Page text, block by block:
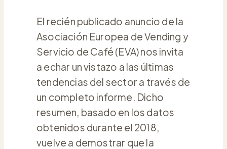
El recién publicado anuncio de la
Asociación Europea de Vending y
Servicio de Café (EVA) nos invita
a echar un vistazo a las últimas
tendencias del sector a través de
un completo informe. Dicho
resumen, basado en los datos
obtenidos durante el 2018,
vuelve a demostrar que la